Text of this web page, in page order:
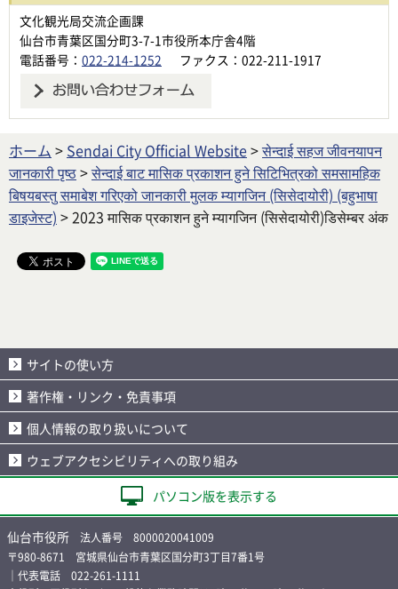
文化観光局交流企画課
仙台市青葉区国分町3-7-1市役所本庁舎4階
電話番号： 022-214-1252 ファクス：022-211-1917
ホーム > Sendai City Official Website>सेन्दाई सहज जीवनयापन
जानकारी पृष्ठ>सेन्दाई बाट मासिक प्रकाशन हुने सिटिभित्रको समसामहिक
बिषयबस्तु समाबेश गरिएको जानकारी मुलक म्यागजिन (सिसेदायोरी) (बहुभाषा
डाइजेस्ट) > 2023 मासिक प्रकाशन हुने म्यागजिन (सिसेदायोरी)डिसेम्बर अंक
サイトの使い方
著作権・リンク・免責事項
個人情報の取り扱いについて
ウェブアクセシビリティへの取り組み
パソコン版を表示する
仙台市役所 法人番号 8000020041009
〒980-8671 宮城県仙台市青葉区国分町3丁目7番1号
｜代表電話 022-261-1111